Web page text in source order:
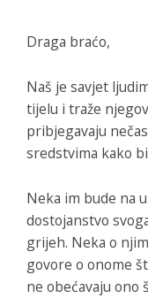
Draga braćo,
Naš je savjet
tijelu i traže
pribjegavaju
sredstvima kako
Neka im bude na
dostojanstvo
grijeh. Neka o
govore o onome
ne obećavaju ono